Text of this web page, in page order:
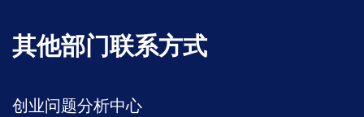
其他部门联系方式
创业问题分析中心